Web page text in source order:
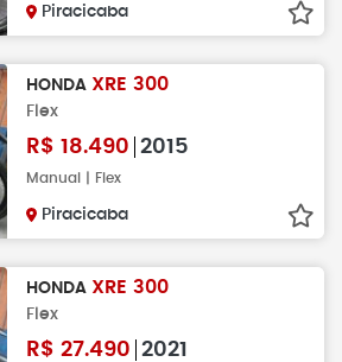
Piracicaba
HONDA XRE 300
Flex
R$ 18.490 2015
Manual | Flex
Piracicaba
HONDA XRE 300
Flex
R$ 27.490 2021